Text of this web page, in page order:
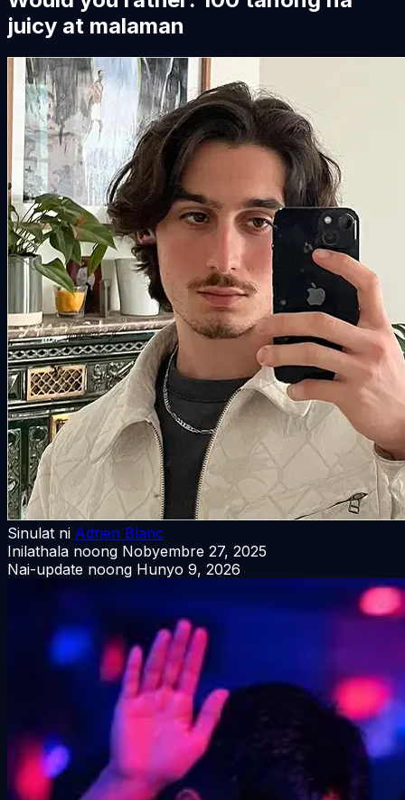
juicy at malaman
Sinulat ni Adrien Blanc
Inilathala noong Nobyembre 27, 2025
Nai-update noong Hunyo 9, 2026